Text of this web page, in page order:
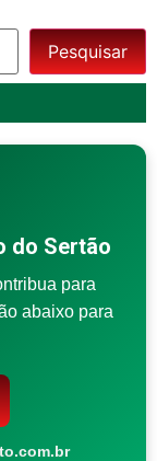
Pesquisar
do Sertão
para
abaixo para